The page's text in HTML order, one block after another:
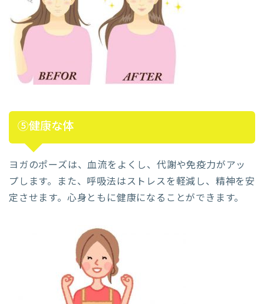
⑤健康な体
ヨガのポーズは、血流をよくし、代謝や免疫力がアッ
プします。また、呼吸法はストレスを軽減し、精神を安
定させます。心身ともに健康になることができます。